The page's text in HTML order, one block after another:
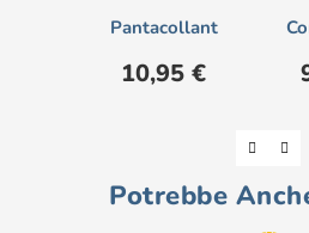
Pantacollant
Prezzo
10,95 €
Potrebbe